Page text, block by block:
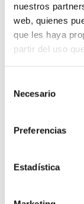
nuestros
web, quienes
que les haya
partir del uso
Necesario
Preferencias
Estadística
datos
Para ventas
de
Mejora
cada
Por qué